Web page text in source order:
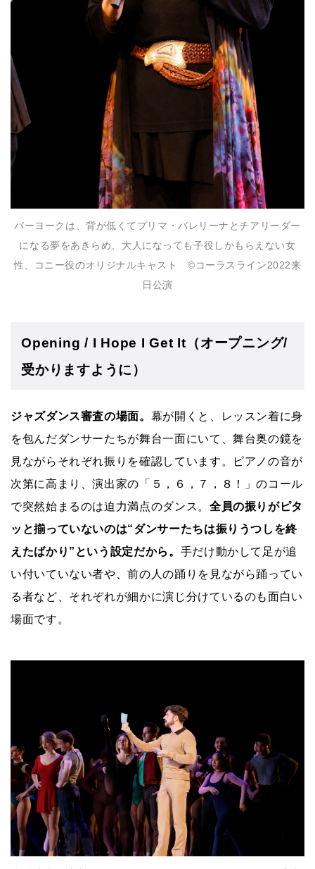
バーヨークは、背が低くてプリマ・バレリーナとチアリーダー
になる夢をあきらめ、大人になっても子役しかもらえない女
性、コニー役のオリジナルキャスト ©コーラスライン2022来
⽇公演
Opening / I Hope I Get It（オープニング/
受かりますように）
ジャズダンス審査の場面。 幕が開くと、レッスン着に身
を包んだダンサーたちが舞台一面にいて、舞台奥の鏡を
見ながらそれぞれ振りを確認しています。ピアノの音が
次第に高まり、演出家の「５，６，７，８！」のコール
で突然始まるのは迫力満点のダンス。 全員の振りがピタ
ッと揃っていないのは“ダンサーたちは振りうつしを終
えたばかり”という設定だから。 手だけ動かして足が追
い付いていない者や、前の人の踊りを見ながら踊ってい
る者など、それぞれが細かに演じ分けているのも面白い
場面です。